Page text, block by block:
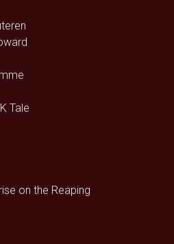
Tale
on the Reaping